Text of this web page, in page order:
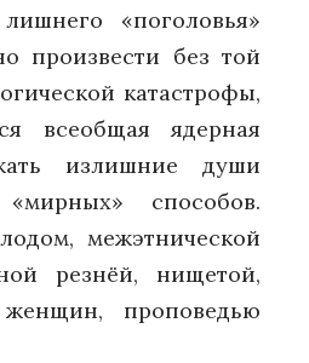
«поголовья»
произвести без той
катастрофы,
всеобщая ядерная
излишние души
способов.
межэтнической
резнёй, нищетой,
женщин, проповедью